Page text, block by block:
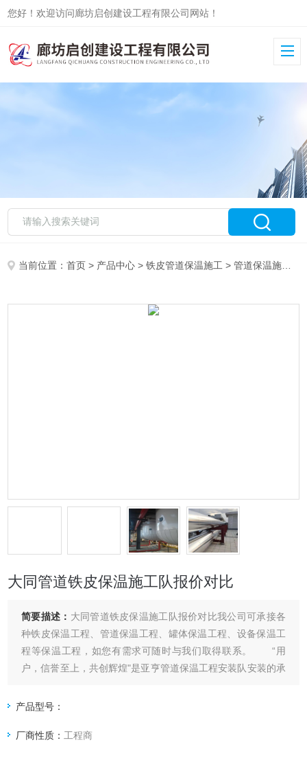
您好！欢迎访问廊坊启创建设工程有限公司网站！
当前位置：首页 > 产品中心 >铁皮管道保温施工 >管道保温施工队
大同管道铁皮保温施工队报价对比
简要描述： 大同管道铁皮保温施工队报价对比我公司可承接各
种铁皮保温工程、管道保温工程、罐体保温工程、设备保温工
程等保温工程，如您有需求可随时与我们取得联系。 “用
户，信誉至上，共创辉煌"是亚亨管道保温工程安装队安装的承
国家工程实施标准及验收规范进行认真施工，我们也会本着重
产品型号：
厂商性质： 工程商